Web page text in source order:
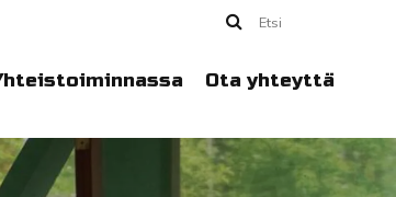
Etsi
Ota yhteyttä